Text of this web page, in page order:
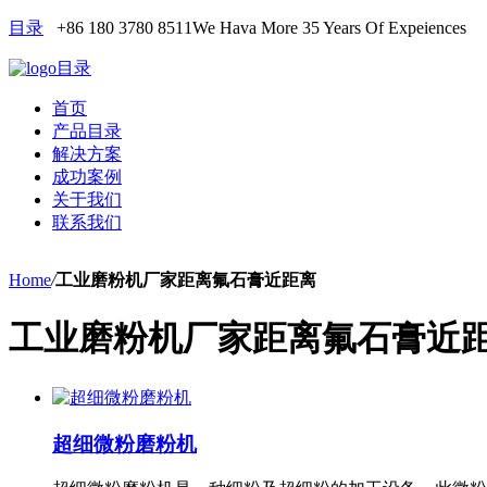
目录 +86 180 3780 8511We Hava More 35 Years Of Expeiences
目录
首页
产品目录
解决方案
成功案例
关于我们
联系我们
Home/工业磨粉机厂家距离氟石膏近距离
工业磨粉机厂家距离氟石膏近
超细微粉磨粉机